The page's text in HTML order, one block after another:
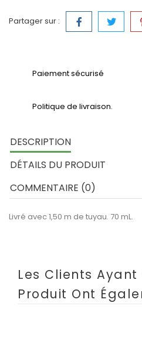
Partager sur :
Paiement sécurisé
Politique de livraison.
DESCRIPTION
DÉTAILS DU PRODUIT
COMMENTAIRE (0)
Livré avec 1,50 m de tuyau. 70 mL.
Les Clients Ayant
Produit Ont